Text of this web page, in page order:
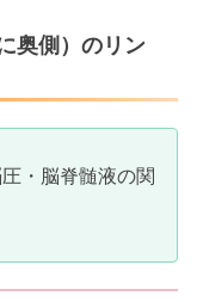
奥側）のリン
・脳脊髄液の関